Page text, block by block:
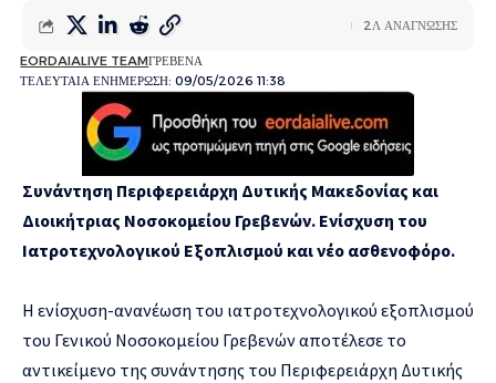
ΤΕΛΕΥΤΑΙΑ ΕΝΗΜΕΡΩΣΗ: 09/05/2026 11:38
EORDAIALIVE TEAMΓΡΕΒΕΝΑ
2Λ ΑΝΑΓΝΩΣΗΣ
Συνάντηση Περιφερειάρχη Δυτικής Μακεδονίας και
Διοικήτριας Νοσοκομείου Γρεβενών. Ενίσχυση του
Ιατροτεχνολογικού Εξοπλισμού και νέο ασθενοφόρο.
Η ενίσχυση-ανανέωση του ιατροτεχνολογικού εξοπλισμού
του Γενικού Νοσοκομείου Γρεβενών αποτέλεσε το
αντικείμενο της συνάντησης του Περιφερειάρχη Δυτικής